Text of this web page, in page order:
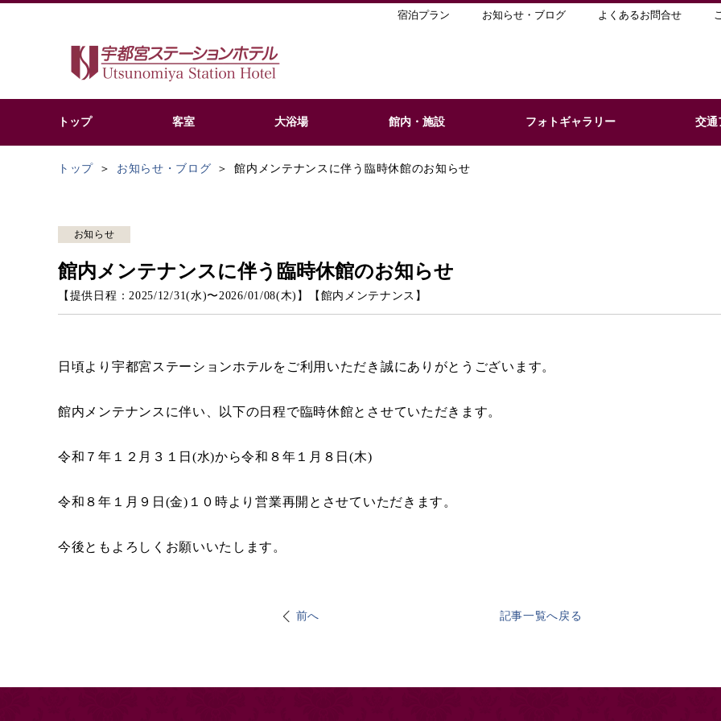
宿泊プラン お知らせ・ブログ よくあるお問合せ
トップ 客室 大浴場 館内・施設 フォトギャラリー 交通
トップ お知らせ・ブログ 館内メンテナンスに伴う臨時休館のお知らせ
お知らせ
館内メンテナンスに伴う臨時休館のお知らせ
【提供日程：2025/12/31(水)〜2026/01/08(木) 】 【 館内メンテナンス 】
日頃より宇都宮ステーションホテルをご利用いただき誠にありがとうございます。
館内メンテナンスに伴い、以下の日程で臨時休館とさせていただきます。
令和７年１２月３１日(水)から令和８年１月８日(木)
令和８年１月９日(金)１０時より営業再開とさせていただきます。
今後ともよろしくお願いいたします。
前へ 記事一覧へ戻る